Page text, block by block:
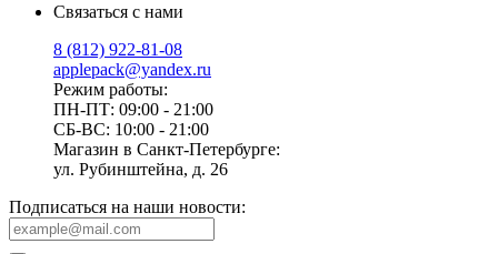
Связаться с нами
8 (812) 922-81-08
applepack@yandex.ru
Режим работы:
ПН-ПТ: 09:00 - 21:00
СБ-ВС: 10:00 - 21:00
Магазин в Санкт-Петербурге:
ул. Рубинштейна, д. 26
Подписаться на наши новости: